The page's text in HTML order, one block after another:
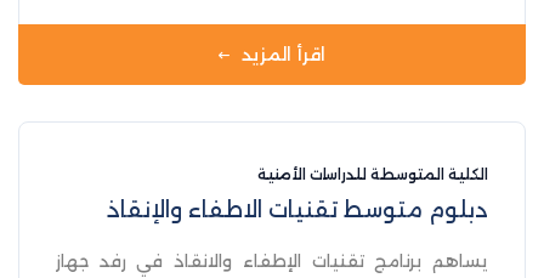
ويتميز بقدر كبير من الفعالية في تلبية حاجات جهاز
الضابطة الجمركية في الجانبين الميداني والإداري بعدد
سنوي بين 25-40 ضابط صف ، وذلك من خلال إعداد
ومهنية عالية من خلال البرامج الأكاديمية و البرامج
التدريبية و البرامج اللامنهجية، فهم يتميزون بقدر كبير
من الفعالية في تلبية حاجات ومتطلبات جهاز الضابطة
الجمركية في مختلف المديريات بشكل عام .
اقرأ المزيد
الكلية المتوسطة للدراسات الأمنية
دبلوم متوسط تقنيات الاطفاء والإنقاذ
يساهم برنامج تقنيات الإطفاء والانقاذ في رفد جهاز